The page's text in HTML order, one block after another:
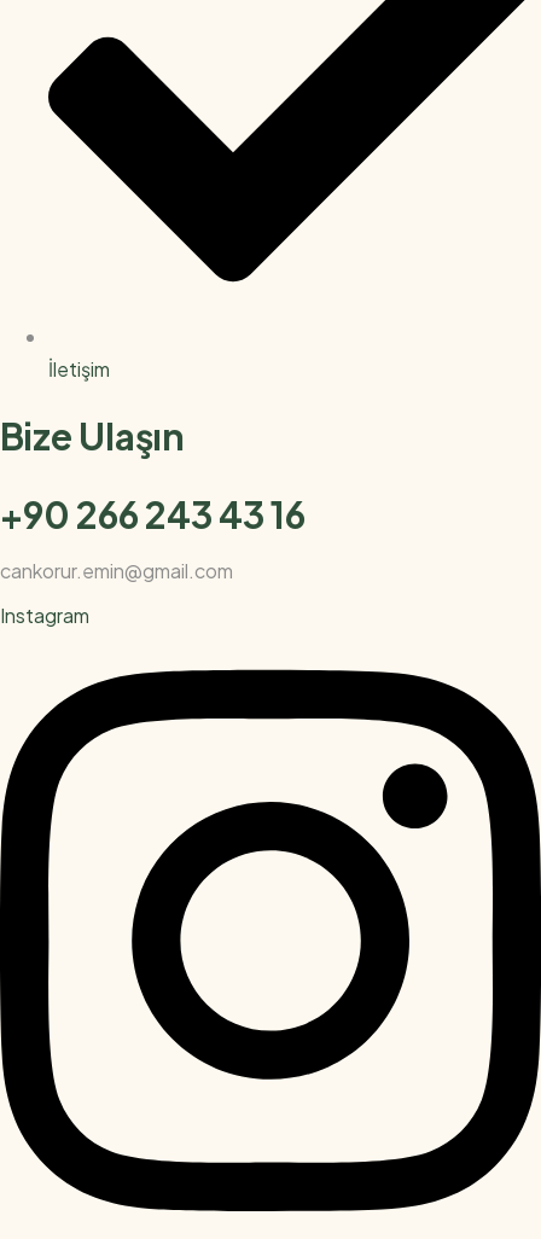
İletişim
Bize Ulaşın
+90 266 243 43 16
cankorur.emin@gmail.com
Instagram